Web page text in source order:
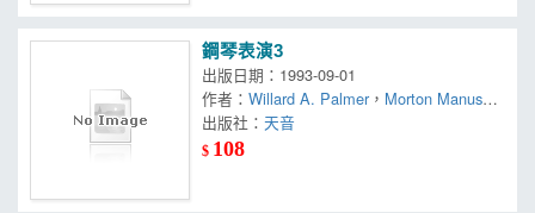
鋼琴表演3
出版日期：1993-09-01
作者：Willard A. Palmer ， Morton Manus，
Amanda Vick Lethco
出版社：
$ 108